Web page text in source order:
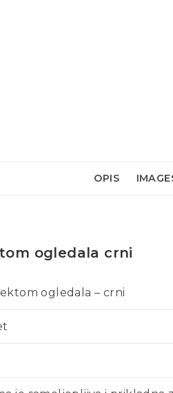
OPIS
ogledala crni
ogledala – crni